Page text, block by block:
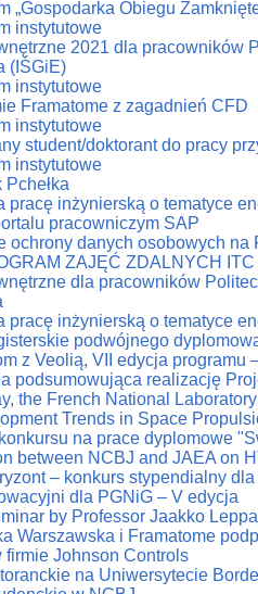
„Gospodarka Obiegu
instytutowe
2021 dla pracowników
(IŚGiE)
instytutowe
Framatome z zagadnień CFD
instytutowe
student/doktorant do pracy
instytutowe
pracę inżynierską o tematyce
pracowniczym SAP
ochrony danych osobowych na
ZAJĘĆ ZDALNYCH ITC
dla pracowników
pracę inżynierską o tematyce
podwójnego
z Veolią, VII edycja programu
podsumowująca realizację
the French National
Trends in Space
na prace dyplomowe
between NCBJ and JAEA on
– konkurs stypendialny
dla PGNiG – V edycja
by Professor Jaakko
Warszawska i Framatome
firmie Johnson Controls
na Uniwersytecie